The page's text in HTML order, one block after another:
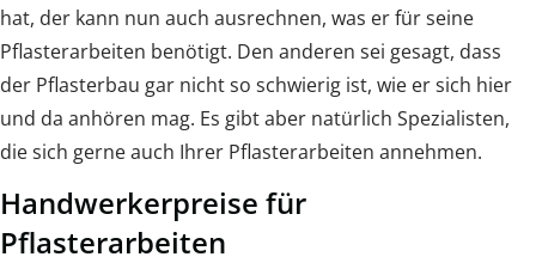
hat, der kann nun auch ausrechnen, was er für seine
Pflasterarbeiten benötigt. Den anderen sei gesagt, dass
der Pflasterbau gar nicht so schwierig ist, wie er sich hier
und da anhören mag. Es gibt aber natürlich Spezialisten,
die sich gerne auch Ihrer Pflasterarbeiten annehmen.
Handwerkerpreise für
Pflasterarbeiten